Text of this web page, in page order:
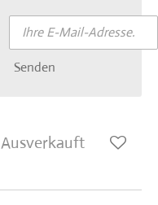
Senden
Ausverkauft